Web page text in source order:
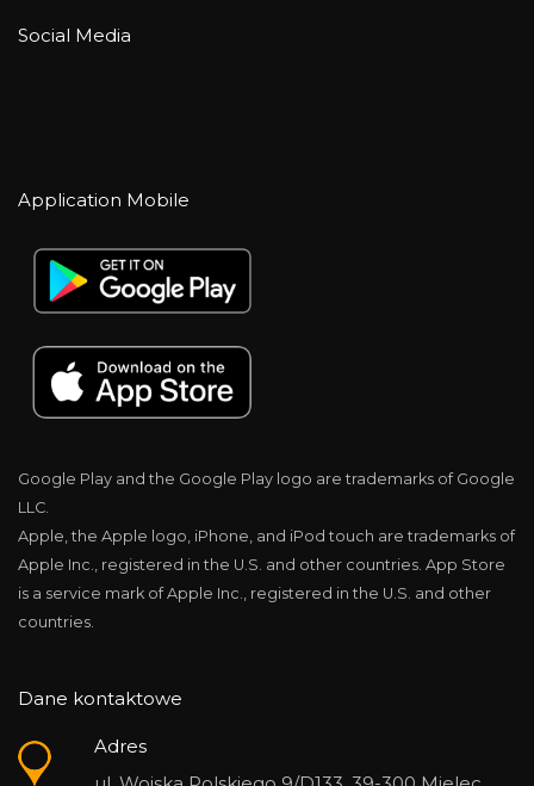
Social Media
Application Mobile
Google Play and the Google Play logo are trademarks of Google
LLC.
Apple, the Apple logo, iPhone, and iPod touch are trademarks of
Apple Inc., registered in the U.S. and other countries. App Store
is a service mark of Apple Inc., registered in the U.S. and other
countries.
Dane kontaktowe
Adres